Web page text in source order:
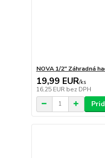
NOVA 1/2" Záhradná
19,99 EUR/ks
16,25 EUR bez DPH